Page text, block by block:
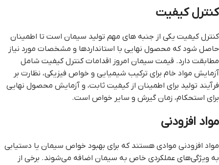
کنترل کیفیت
کنترل کیفیت یکی از جنبه های مهم تولید سیمان است تا اطمینان
حاصل شود که محصول نهایی با استانداردها و مشخصات مورد نیاز
مطابقت دارد. قیمت سیمان امروز اقدامات کنترل کیفیت شامل
آزمایش مواد خام برای ترکیب شیمیایی و خواص فیزیکی، نظارت بر
فرآیند تولید برای اطمینان از کیفیت ثابت، و آزمایش محصول نهایی
برای استحکام، زمان گیرش و سایر خواص است.
مواد افزودنی
مواد افزودنی موادی هستند که برای بهبود خواص سیمان یا دستیابی
به ویژگی‌های عملکردی خاص به سیمان اضافه می‌شوند. برخی از